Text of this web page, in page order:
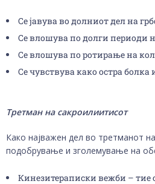
Се јавува во долниот дел на
Се влошува по долги периоди
Се влошува по ротирање на
Се чувствува како остра
Третман на сакроилиитисот
Како најважен дел во третманот
подобрување и зголемување на
Кинезитераписки вежби – тие